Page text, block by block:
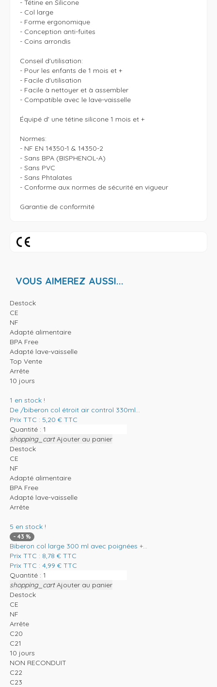
- Tétine en Silicone
- Col large
- Forme ergonomique
- Conception anti-fuites
- Coins arrondis
Conseil d'utilisation:
- Pour les enfants de 1 mois et +
- Facile d'utilisation
- Facile à nettoyer et à assembler
- Compatible avec le lave-vaisselle
Équipé d' une tétine silicone 1 mois et +
Normes:
- NF EN 14350-1 & 14350-2
- Sans BPA (BISPHENOL-A)
- Sans PVC
- Sans Phtalates
- Conforme aux normes de sécurité en vigueur
Garantie de conformité
VOUS AIMEREZ AUSSI...
Destock
CE
NF
Adapté alimentaire
BPA Free
Adapté lave-vaisselle
Top Vente
Arrête
10 jours
1 en stock !
De /biberon col étroit air control 330ml...
Prix TTC : 5,20 € TTC
Quantité :
shopping_cart Ajouter au panier
Destock
CE
NF
Adapté alimentaire
BPA Free
Adapté lave-vaisselle
Arrête
5 en stock !
- 43 %
Biberon col large 300 ml avec poignées +...
Prix TTC : 8,78 € TTC
Prix TTC : 4,99 € TTC
Quantité :
shopping_cart Ajouter au panier
Destock
CE
NF
Arrête
C20
C21
10 jours
NON RECONDUIT
C22
C23